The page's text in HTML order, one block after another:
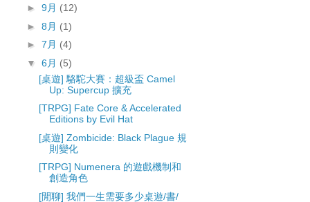
► 9月 (12)
► 8月 (1)
► 7月 (4)
▼ 6月 (5)
[桌遊] 駱駝大賽：超級盃 Camel
Up: Supercup 擴充
[TRPG] Fate Core & Accelerated
Editions by Evil Hat
[桌遊] Zombicide: Black Plague 規
則變化
[TRPG] Numenera 的遊戲機制和
創造角色
[閒聊] 我們一生需要多少桌遊/書/